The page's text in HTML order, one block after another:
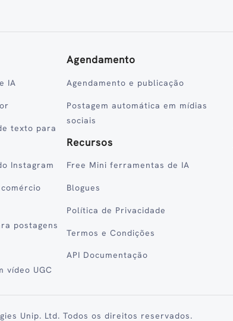
IA
texto para
Instagram
postagens
vídeo UGC
Agendamento
Agendamento e publicação
Postagem automática em mídias
sociais
Recursos
Free Mini ferramentas de IA
Blogues
Política de Privacidade
Termos e Condições
API Documentação
Unip. Ltd. Todos os direitos reservados.